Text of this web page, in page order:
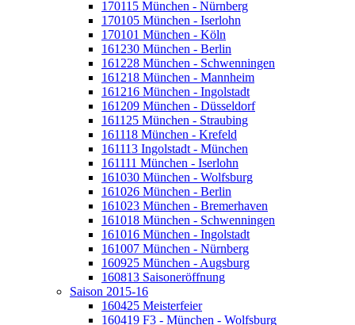
170115 München - Nürnberg
170105 München - Iserlohn
170101 München - Köln
161230 München - Berlin
161228 München - Schwenningen
161218 München - Mannheim
161216 München - Ingolstadt
161209 München - Düsseldorf
161125 München - Straubing
161118 München - Krefeld
161113 Ingolstadt - München
161111 München - Iserlohn
161030 München - Wolfsburg
161026 München - Berlin
161023 München - Bremerhaven
161018 München - Schwenningen
161016 München - Ingolstadt
161007 München - Nürnberg
160925 München - Augsburg
160813 Saisoneröffnung
Saison 2015-16
160425 Meisterfeier
160419 F3 - München - Wolfsburg